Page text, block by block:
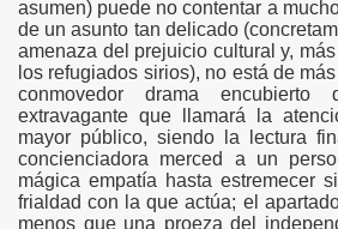
asumen) puede no contentar a
de un asunto tan delicado
amenaza del prejuicio cultural y,
los refugiados sirios), no está de
conmovedor drama encubierto
extravagante que llamará la
mayor público, siendo la lectura
concienciadora merced a un
mágica empatía hasta estremecer
frialdad con la que actúa; el
menos que una proeza del